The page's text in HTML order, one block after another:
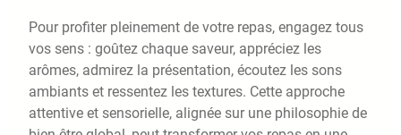
Pour profiter pleinement de votre repas, engagez tous
vos sens : goûtez chaque saveur, appréciez les
arômes, admirez la présentation, écoutez les sons
ambiants et ressentez les textures. Cette approche
attentive et sensorielle, alignée sur une philosophie de